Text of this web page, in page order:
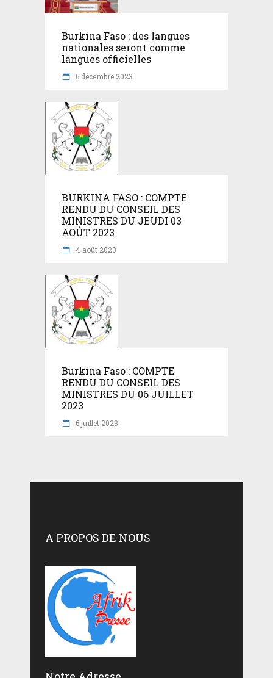
Burkina Faso : des langues
nationales seront comme
langues officielles
6 décembre 2023
BURKINA FASO : COMPTE
RENDU DU CONSEIL DES
MINISTRES DU JEUDI 03
AOÛT 2023
4 août 2023
Burkina Faso : COMPTE
RENDU DU CONSEIL DES
MINISTRES DU 06 JUILLET
2023
6 juillet 2023
A PROPOS DE NOUS